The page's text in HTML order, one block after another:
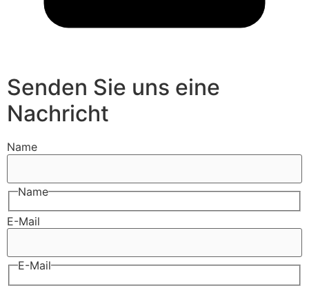
Senden Sie uns eine
Nachricht
Name
Name
E-Mail
E-Mail